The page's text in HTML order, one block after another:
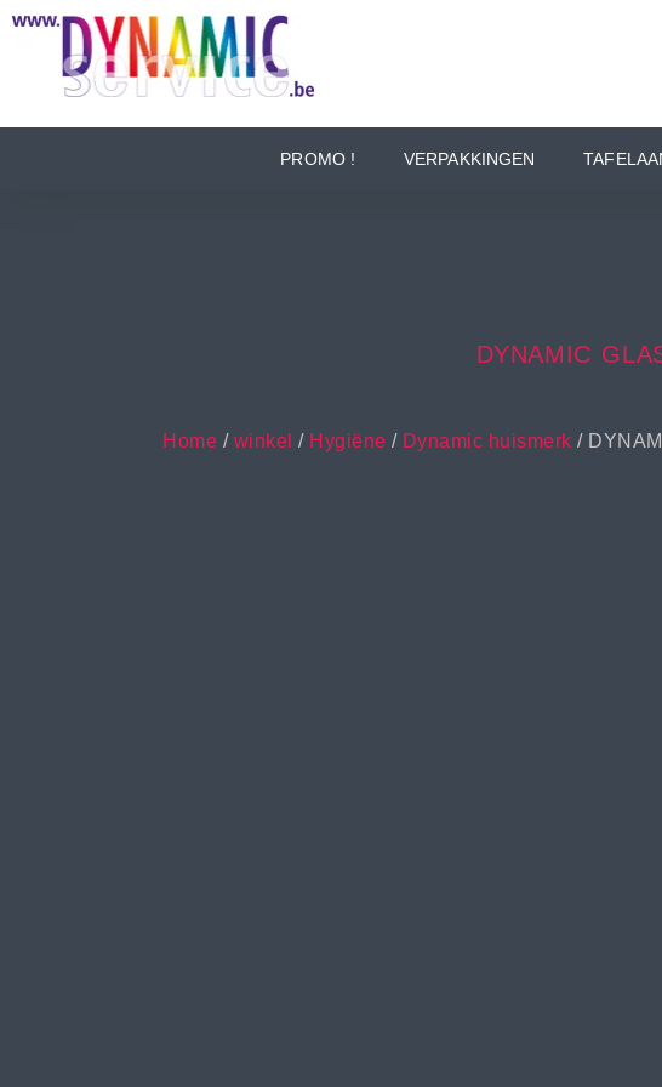
PROMO ! VERPAKKINGEN
DYNAMIC
Home / winkel / Hygiëne / Dynamic huismerk /